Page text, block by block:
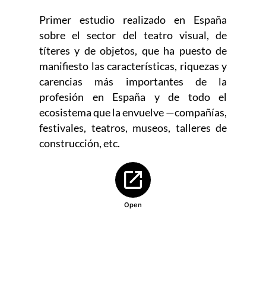
Primer estudio realizado en España
sobre el sector del teatro visual, de
títeres y de objetos, que ha puesto de
manifiesto las características, riquezas y
carencias más importantes de la
profesión en España y de todo el
ecosistema que la envuelve —compañías,
festivales, teatros, museos, talleres de
construcción, etc.
Open
Abre en nueva ventana